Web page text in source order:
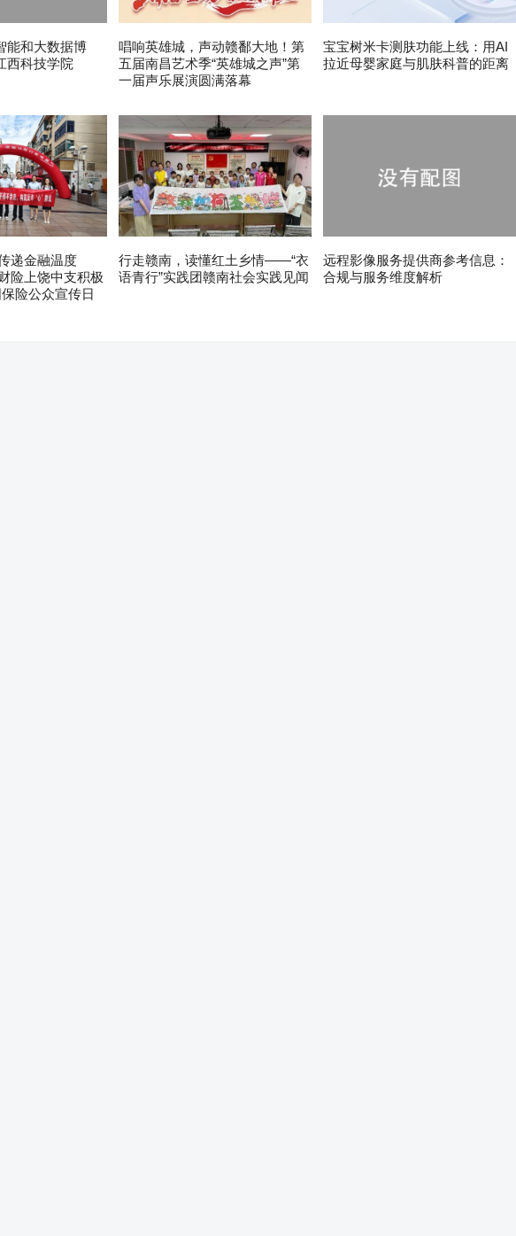
能和大数据博
西科技学院
唱响英雄城，声动赣鄱大地！第
五届南昌艺术季“英雄城之声”第
一届声乐展演圆满落幕
宝宝树米卡测肤功能上线：用AI
拉近母婴家庭与肌肤科普的距离
递金融温度
上饶中支积极
险公众宣传日
行走赣南，读懂红土乡情——“衣
语青行”实践团赣南社会实践见闻
远程影像服务提供商参考信息：
合规与服务维度解析